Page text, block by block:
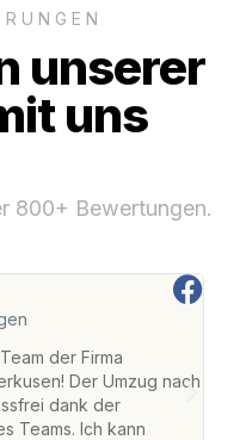
unserer
uns
800+ Bewertungen.
der Firma
Der Umzug nach
dank der
Teams. Ich kann